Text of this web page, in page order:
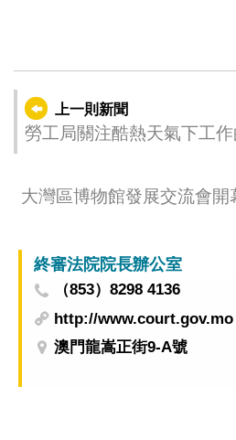
上一則新聞
勞工局關注酷熱天氣下工作的職安
大灣區博物館發展交流會開
終審法院院長辦公室
（853）8298 4136
http://www.court.gov.mo
澳門龍嵩正街9-A號